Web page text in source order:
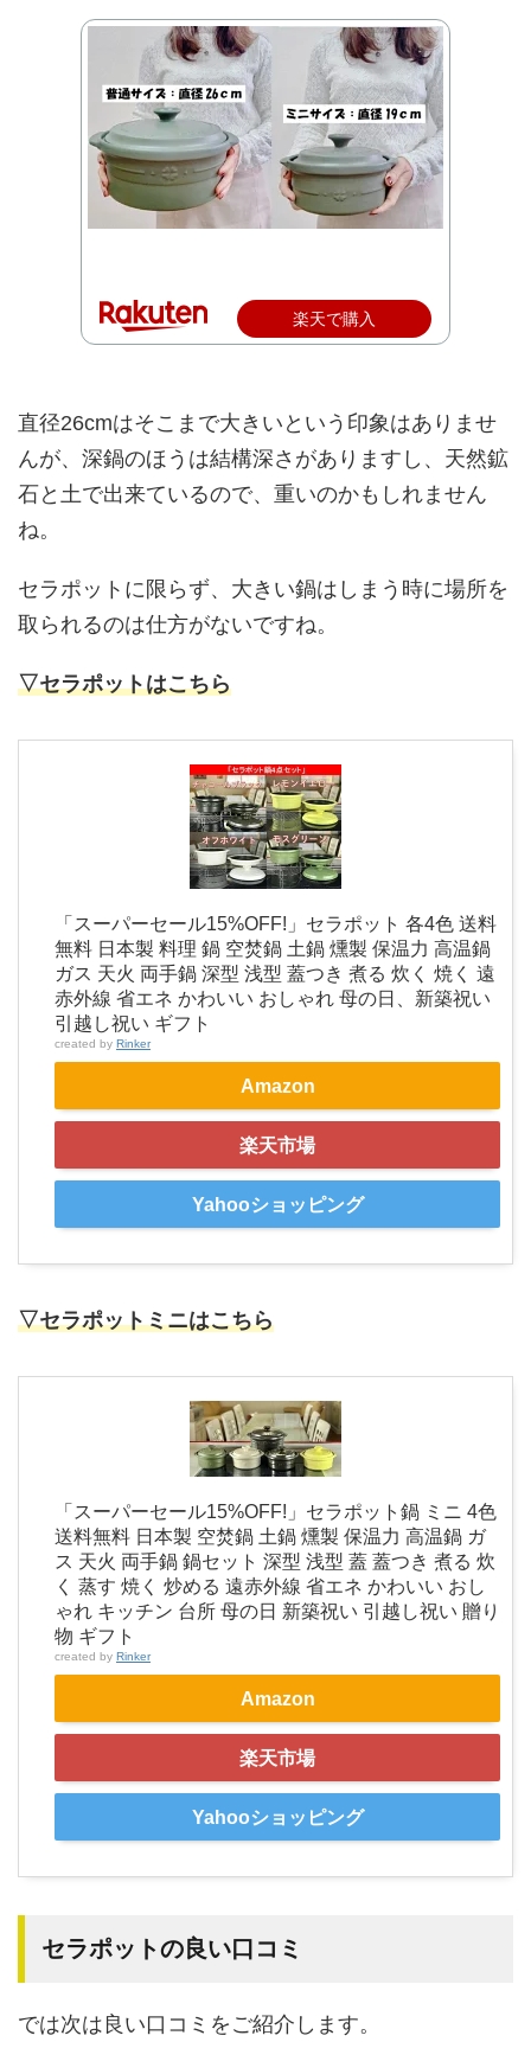
楽天で購入
直径26cmはそこまで大きいという印象はありませ
んが、深鍋のほうは結構深さがありますし、天然鉱
石と土で出来ているので、重いのかもしれません
ね。
セラポットに限らず、大きい鍋はしまう時に場所を
取られるのは仕方がないですね。
▽セラポットはこちら
「スーパーセール15%OFF!」セラポット 各4色 送料
無料 日本製 料理 鍋 空焚鍋 土鍋 燻製 保温力 高温鍋
ガス 天火 両手鍋 深型 浅型 蓋つき 煮る 炊く 焼く 遠
赤外線 省エネ かわいい おしゃれ 母の日、新築祝い
引越し祝い ギフト
created by Rinker
Amazon
楽天市場
Yahooショッピング
▽セラポットミニはこちら
「スーパーセール15%OFF!」セラポット鍋 ミニ 4色
送料無料 日本製 空焚鍋 土鍋 燻製 保温力 高温鍋 ガ
ス 天火 両手鍋 鍋セット 深型 浅型 蓋 蓋つき 煮る 炊
く 蒸す 焼く 炒める 遠赤外線 省エネ かわいい おし
ゃれ キッチン 台所 母の日 新築祝い 引越し祝い 贈り
物 ギフト
created by Rinker
Amazon
楽天市場
Yahooショッピング
セラポットの良い口コミ
では次は良い口コミをご紹介します。